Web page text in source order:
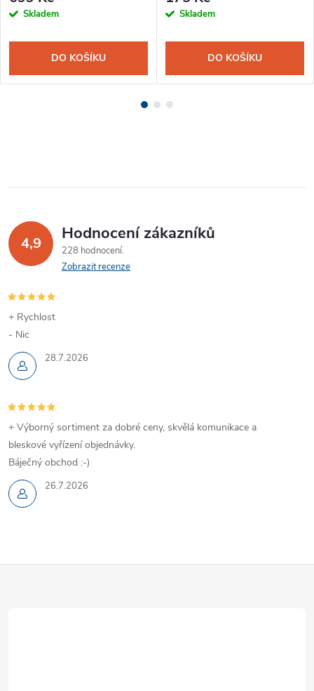
Skladem
DO KOŠÍKU
Skladem
DO KOŠÍKU
4,9 Hodnocení zákazníků
228 hodnocení
Zobrazit recenze
28.7.2026
+ Rychlost
- Nic
26.7.2026
+ Výborný sortiment za dobré ceny, skvělá komunikace a
bleskové vyřízení objednávky.
Báječný obchod :-)